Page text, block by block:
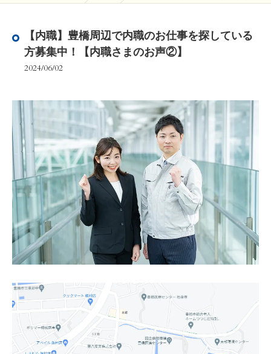
【内職】豊橋周辺で内職のお仕事を探している
方募集中！【内職さまのお声②】
2024/06/02